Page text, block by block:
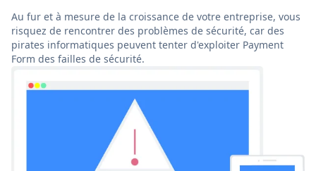
Au fur et à mesure de la croissance de votre entreprise, vous
risquez de rencontrer des problèmes de sécurité, car des
pirates informatiques peuvent tenter d'exploiter Payment
Form des failles de sécurité.